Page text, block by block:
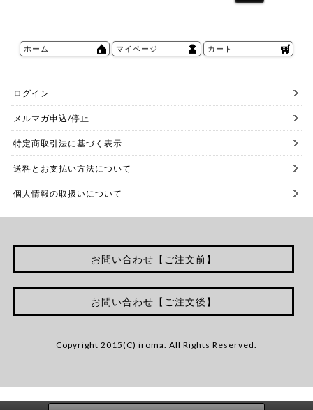
ホーム マイページ カート
ログイン
メルマガ申込/停止
特定商取引法に基づく表示
送料とお支払い方法について
個人情報の取扱いについて
お問い合わせ【ご注文前】
お問い合わせ【ご注文後】
Copyright 2015(C) iroma. All Rights Reserved.